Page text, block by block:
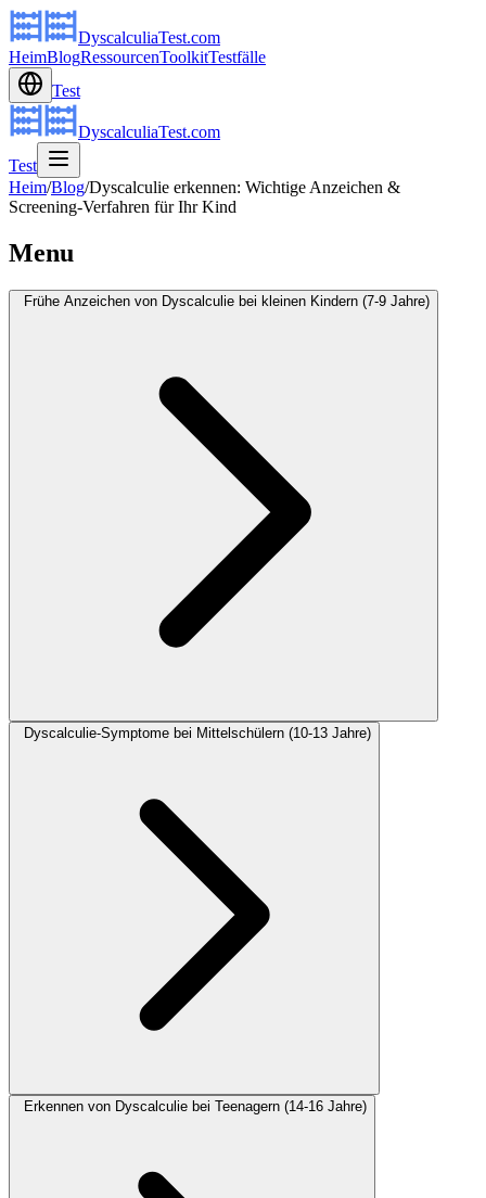
DyscalculiaTest.com
HeimBlogRessourcenToolkitTestfälle
Test
DyscalculiaTest.com
Test
Heim/Blog/Dyscalculie erkennen: Wichtige Anzeichen &
Screening-Verfahren für Ihr Kind
Menu
Frühe Anzeichen von Dyscalculie bei kleinen Kindern (7-9 Jahre)
Dyscalculie-Symptome bei Mittelschülern (10-13 Jahre)
Erkennen von Dyscalculie bei Teenagern (14-16 Jahre)